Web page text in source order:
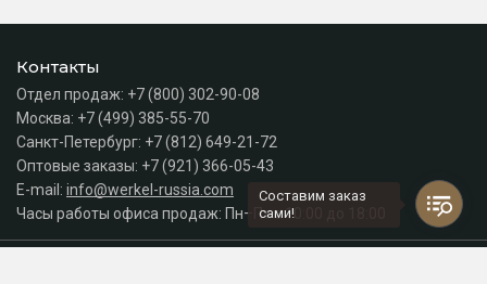
Контакты
Отдел продаж: +7 (800) 302-90-08
Москва: +7 (499) 385-55-70
Санкт-Петербург: +7 (812) 649-21-72
Оптовые заказы: +7 (921) 366-05-43
E-mail: info@werkel-russia.com
Часы работы офиса продаж: Пн–Пт с 10:00 до 18:00
Составим заказ
сами!